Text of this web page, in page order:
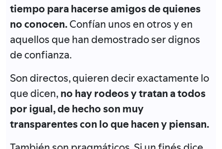
tiempo para hacerse amigos de quienes
no conocen.Confían unos en otros y en
aquellos que han demostrado ser dignos
de confianza.
Son directos, quieren decir exactamente lo
que dicen, no hay rodeos y tratan a todos
por igual, de hecho son muy
transparentes con lo que hacen y piensan.